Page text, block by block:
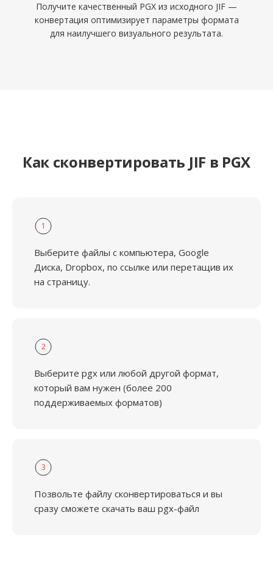
Получите качественный PGX из исходного JIF —
конвертация оптимизирует параметры формата
для наилучшего визуального результата.
Как сконвертировать JIF в PGX
1
Выберите файлы с компьютера, Google
Диска, Dropbox, по ссылке или перетащив их
на страницу.
2
Выберите pgx или любой другой формат,
который вам нужен (более 200
поддерживаемых форматов)
3
Позвольте файлу сконвертироваться и вы
сразу сможете скачать ваш pgx-файл